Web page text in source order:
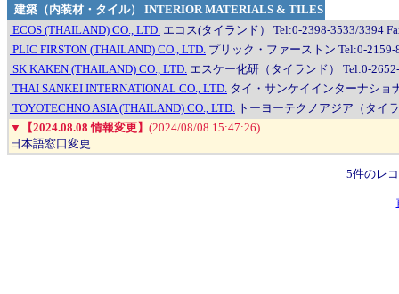
建築（内装材・タイル） INTERIOR MATERIALS & TILES
ECOS (THAILAND) CO., LTD. エコス(タイランド） Tel:0-2398-3533/3394
PLIC FIRSTON (THAILAND) CO., LTD. プリック・ファーストン Tel:0-2159-
SK KAKEN (THAILAND) CO., LTD. エスケー化研（タイランド） Tel:0-
THAI SANKEI INTERNATIONAL CO., LTD. タイ・サンケイインターナショ
TOYOTECHNO ASIA (THAILAND) CO., LTD. トーヨーテクノアジア（タイ
▼
【2024.08.08 情報変更】 (2024/08/08 15:47:26)
日本語窓口変更
5件のレ